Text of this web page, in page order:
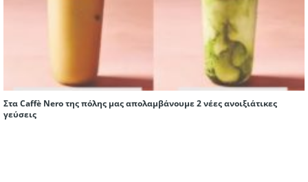
Στα Caffè Nero της πόλης μας απολαμβάνουμε 2 νέες ανοιξιάτικες
γεύσεις